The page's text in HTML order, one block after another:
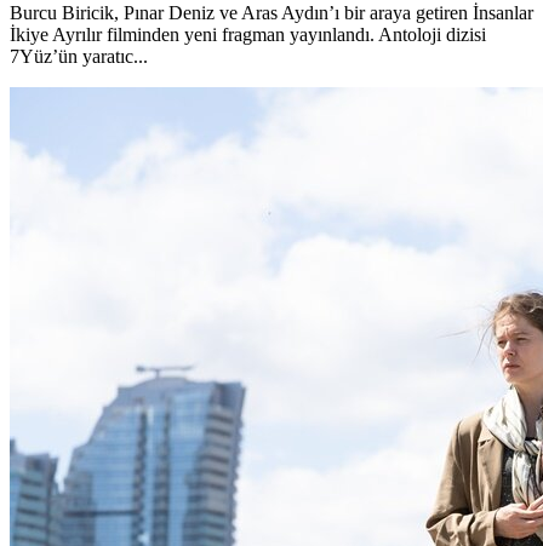
Burcu Biricik, Pınar Deniz ve Aras Aydın’ı bir araya getiren İnsanlar
İkiye Ayrılır filminden yeni fragman yayınlandı. Antoloji dizisi
7Yüz’ün yaratıc...